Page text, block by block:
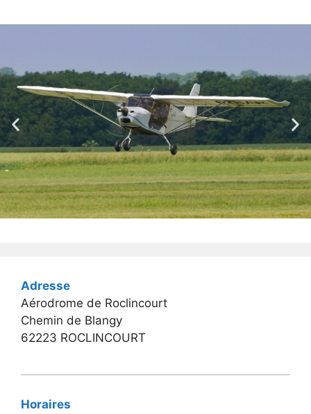
Adresse
Aérodrome de Roclincourt
Chemin de Blangy
62223 ROCLINCOURT
Horaires